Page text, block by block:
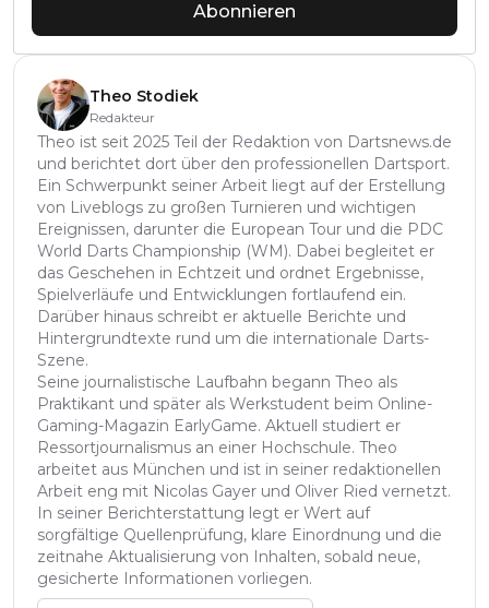
Abonnieren
Theo Stodiek
Redakteur
Theo ist seit 2025 Teil der Redaktion von Dartsnews.de
und berichtet dort über den professionellen Dartsport.
Ein Schwerpunkt seiner Arbeit liegt auf der Erstellung
von Liveblogs zu großen Turnieren und wichtigen
Ereignissen, darunter die European Tour und die PDC
World Darts Championship (WM). Dabei begleitet er
das Geschehen in Echtzeit und ordnet Ergebnisse,
Spielverläufe und Entwicklungen fortlaufend ein.
Darüber hinaus schreibt er aktuelle Berichte und
Hintergrundtexte rund um die internationale Darts-
Szene.
Seine journalistische Laufbahn begann Theo als
Praktikant und später als Werkstudent beim Online-
Gaming-Magazin EarlyGame. Aktuell studiert er
Ressortjournalismus an einer Hochschule. Theo
arbeitet aus München und ist in seiner redaktionellen
Arbeit eng mit Nicolas Gayer und Oliver Ried vernetzt.
In seiner Berichterstattung legt er Wert auf
sorgfältige Quellenprüfung, klare Einordnung und die
zeitnahe Aktualisierung von Inhalten, sobald neue,
gesicherte Informationen vorliegen.